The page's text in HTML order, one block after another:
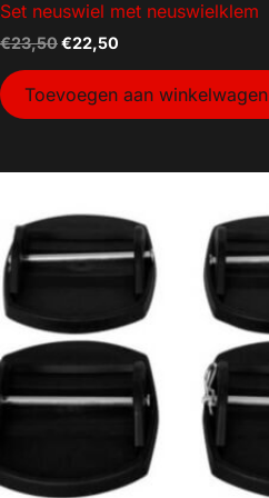
Set neuswiel met neuswielklem
€23,50€22,50
Toevoegen aan winkelwagen